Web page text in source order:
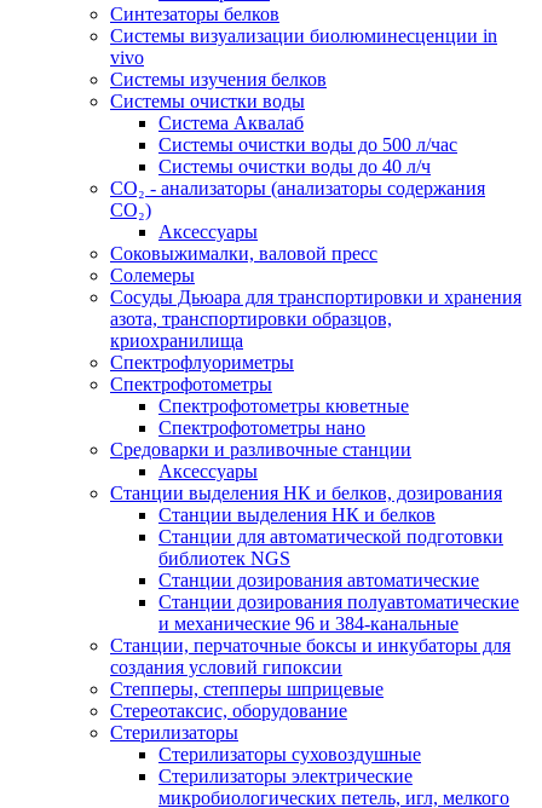
Синтезаторы белков
Системы визуализации биолюминесценции in
vivo
Системы изучения белков
Системы очистки воды
Система Аквалаб
Системы очистки воды до 500 л/час
Системы очистки воды до 40 л/ч
СО₂ - анализаторы (анализаторы содержания
СО₂)
Аксессуары
Соковыжималки, валовой пресс
Солемеры
Сосуды Дьюара для транспортировки и хранения
азота, транспортировки образцов,
криохранилища
Спектрофлуориметры
Спектрофотометры
Спектрофотометры кюветные
Спектрофотометры нано
Средоварки и разливочные станции
Аксессуары
Станции выделения НК и белков, дозирования
Станции выделения НК и белков
Станции для автоматической подготовки
библиотек NGS
Станции дозирования автоматические
Станции дозирования полуавтоматические
и механические 96 и 384-канальные
Станции, перчаточные боксы и инкубаторы для
создания условий гипоксии
Степперы, степперы шприцевые
Стереотаксис, оборудование
Стерилизаторы
Стерилизаторы суховоздушные
Стерилизаторы электрические
микробиологических петель, игл, мелкого